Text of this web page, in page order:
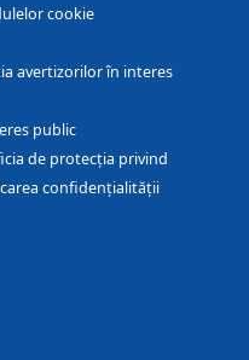
cookie
avertizorilor în interes
public
de protecția privind
confidențialității